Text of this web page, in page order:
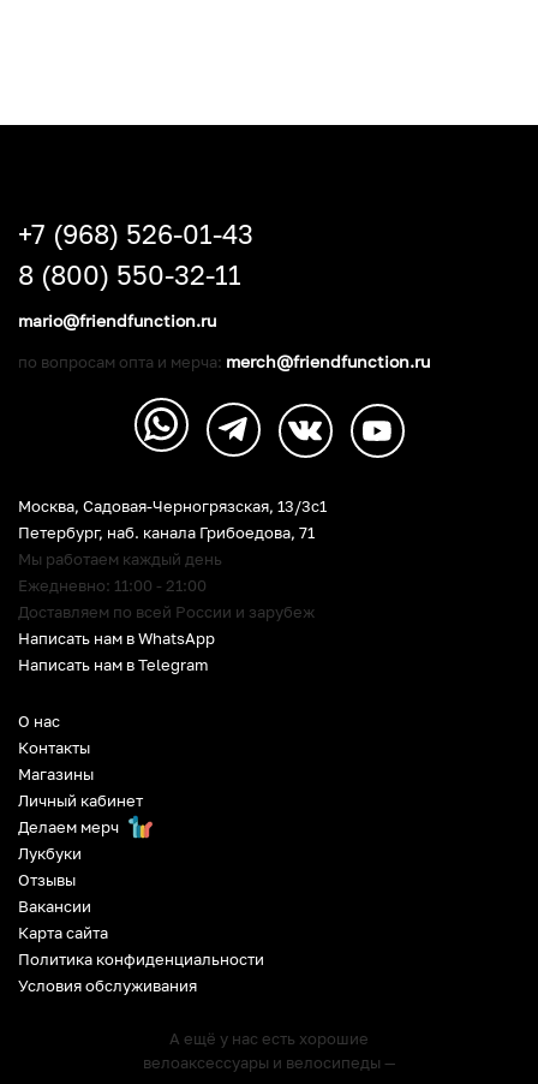
О нас
Контакты
Магазины
Личный кабинет
Делаем мерч
Лукбуки
Отзывы
Вакансии
Карта сайта
Политика конфиденциальности
Условия обслуживания
А ещё у нас есть хорошие
велоаксессуары и велосипеды —
Москва, Садовая-Черногрязская, 13/3c1
Петербург, наб. канала Грибоедова, 71
Мы работаем каждый день
Ежедневно: 11:00 - 21:00
Доставляем по всей России и зарубеж
Написать нам в WhatsApp
Написать нам в Telegram
+7 (968) 526-01-43
8 (800) 550-32-11
mario@friendfunction.ru
по вопросам опта и мерча: merch@friendfunction.ru